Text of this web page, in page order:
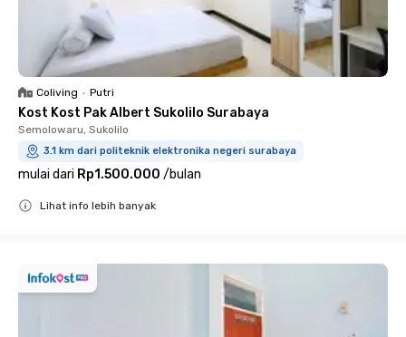
Coliving • Putri
Kost Kost Pak Albert Sukolilo Surabaya
Semolowaru, Sukolilo
3.1 km dari politeknik elektronika negeri surabaya
mulai dari Rp1.500.000 /bulan
Lihat info lebih banyak